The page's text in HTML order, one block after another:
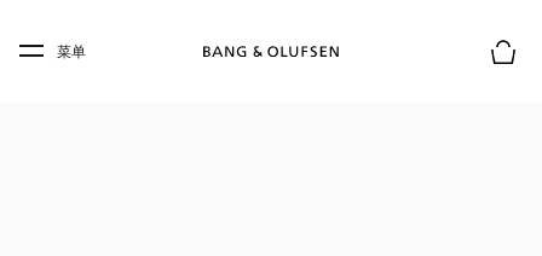
Skip to main footer
菜单